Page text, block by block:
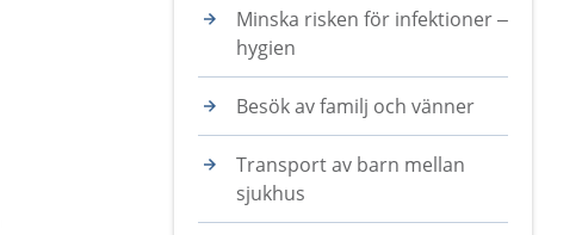
Minska risken för infektioner –
hygien
Besök av familj och vänner
Transport av barn mellan
sjukhus